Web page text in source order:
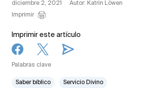
diciembre 2, 2021
Autor: Katrin Löwen
Imprimir
Imprimir este artículo
Palabras clave
Saber bíblico Servicio Divino